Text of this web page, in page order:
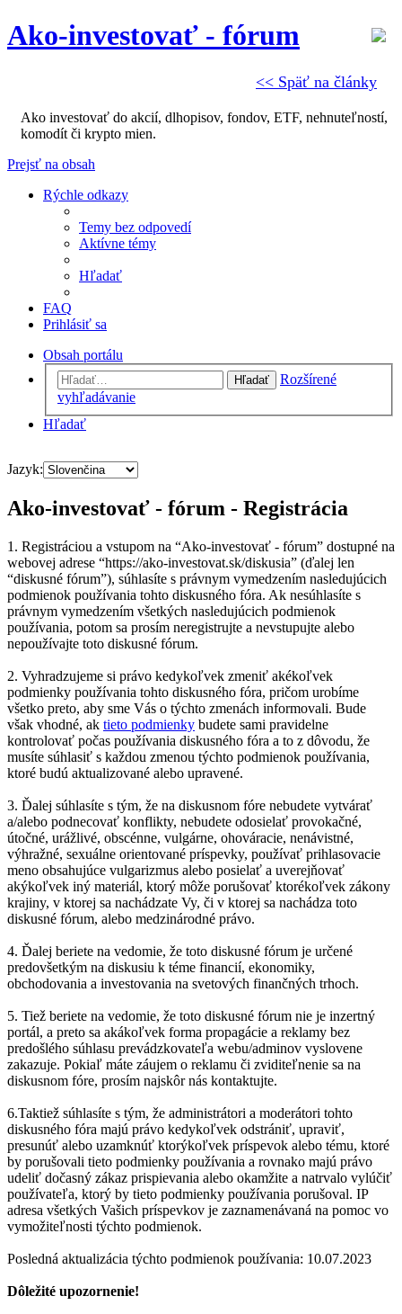
<< Späť na články
Ako-investovať - fórum
Ako investovať do akcií, dlhopisov, fondov, ETF, nehnuteľností,
komodít či krypto mien.
Prejsť na obsah
Rýchle odkazy
Temy bez odpovedí
Aktívne témy
Hľadať
FAQ
Prihlásiť sa
Obsah portálu
Hľadať
Rozšírené
vyhľadávanie
Hľadať
Jazyk:
Ako-investovať - fórum - Registrácia
1. Registráciou a vstupom na “Ako-investovať - fórum” dostupné na
webovej adrese “https://ako-investovat.sk/diskusia” (ďalej len
“diskusné fórum”), súhlasíte s právnym vymedzením nasledujúcich
podmienok používania tohto diskusného fóra. Ak nesúhlasíte s
právnym vymedzením všetkých nasledujúcich podmienok
používania, potom sa prosím neregistrujte a nevstupujte alebo
nepoužívajte toto diskusné fórum.
2. Vyhradzujeme si právo kedykoľvek zmeniť akékoľvek
podmienky používania tohto diskusného fóra, pričom urobíme
všetko preto, aby sme Vás o týchto zmenách informovali. Bude
však vhodné, ak tieto podmienky budete sami pravidelne
kontrolovať počas používania diskusného fóra a to z dôvodu, že
musíte súhlasiť s každou zmenou týchto podmienok používania,
ktoré budú aktualizované alebo upravené.
3. Ďalej súhlasíte s tým, že na diskusnom fóre nebudete vytvárať
a/alebo podnecovať konflikty, nebudete odosielať provokačné,
útočné, urážlivé, obscénne, vulgárne, ohováracie, nenávistné,
výhražné, sexuálne orientované príspevky, používať prihlasovacie
meno obsahujúce vulgarizmus alebo posielať a uverejňovať
akýkoľvek iný materiál, ktorý môže porušovať ktorékoľvek zákony
krajiny, v ktorej sa nachádzate Vy, či v ktorej sa nachádza toto
diskusné fórum, alebo medzinárodné právo.
4. Ďalej beriete na vedomie, že toto diskusné fórum je určené
predovšetkým na diskusiu k téme financií, ekonomiky,
obchodovania a investovania na svetových finančných trhoch.
5. Tiež beriete na vedomie, že toto diskusné fórum nie je inzertný
portál, a preto sa akákoľvek forma propagácie a reklamy bez
predošlého súhlasu prevádzkovateľa webu/adminov vyslovene
zakazuje. Pokiaľ máte záujem o reklamu či zviditeľnenie sa na
diskusnom fóre, prosím najskôr nás kontaktujte.
6.Taktiež súhlasíte s tým, že administrátori a moderátori tohto
diskusného fóra majú právo kedykoľvek odstrániť, upraviť,
presunúť alebo uzamknúť ktorýkoľvek príspevok alebo tému, ktoré
by porušovali tieto podmienky používania a rovnako majú právo
udeliť dočasný zákaz prispievania alebo okamžite a natrvalo vylúčiť
používateľa, ktorý by tieto podmienky používania porušoval. IP
adresa všetkých Vašich príspevkov je zaznamenávaná na pomoc vo
vymožiteľnosti týchto podmienok.
Posledná aktualizácia týchto podmienok používania: 10.07.2023
Dôležité upozornenie!